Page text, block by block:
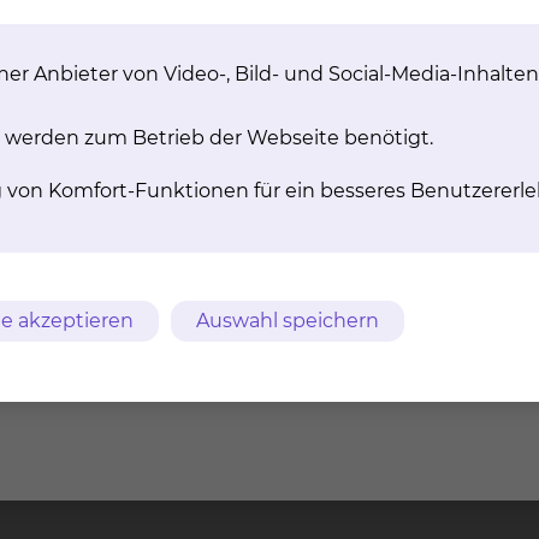
Klinikums Braunschweig gGmbH decken das
besteht.
Anbieter von Video-, Bild- und Social-Media-
werden zum Betrieb der Webseite benötigt.
Komfort-Funktionen für ein besseres
akzeptieren Auswahl speichern